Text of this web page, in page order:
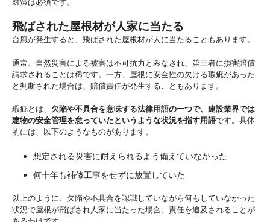
飛ばされた屋根材が人家に当たる
台風が発生すると、飛ばされた屋根材が人に当たることもあります。
通常、自然災害による被害は不可抗力とみなされ、第三者に損害賠償
請求されることは稀です。一方、屋根に安全性の欠ける瑕疵があった
と判断された場合は、賠償責任が発生することもあります。
瑕疵とは、 欠陥や不具合を意味する法律用語の一つで、建設業界では
建物の安全管理を怠っていたというような状況を指す用語です。具体
的には、以下のようなものがあります。
想定される災害に耐えられるよう備えていなかった
何十年も補修工事をせずに放置していた
以上のように、欠陥や不具合を認識していながら何もしていなかった
状況で屋根が飛ばされ人家に当たった場合、責任を追及されることが